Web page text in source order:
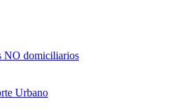
NO domiciliarios
Urbano